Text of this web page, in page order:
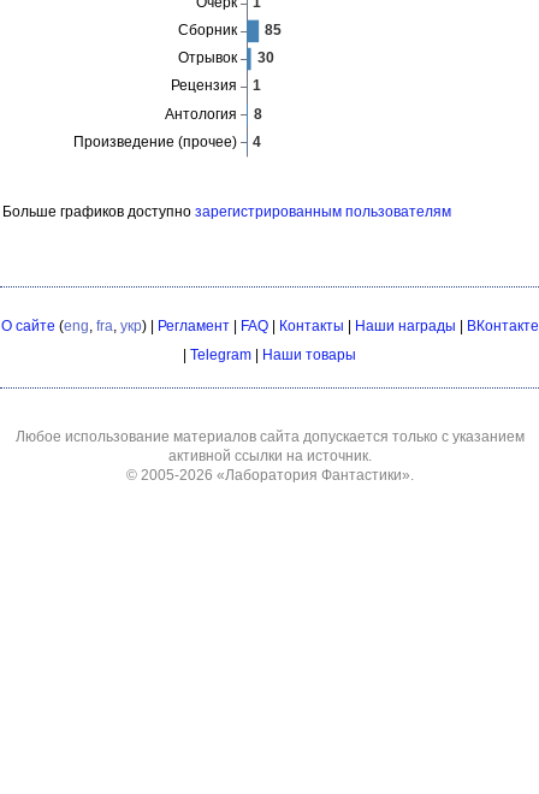
Больше графиков доступно зарегистрированным пользователям
О сайте (eng, fra, укр) | Регламент| FAQ| Контакты Наши награды
ВКонтакте
Telegram Наши товары
Любое использование материалов сайта допускается только с указанием
активной ссылки на источник.
© 2005-2026 «Лаборатория Фантастики».